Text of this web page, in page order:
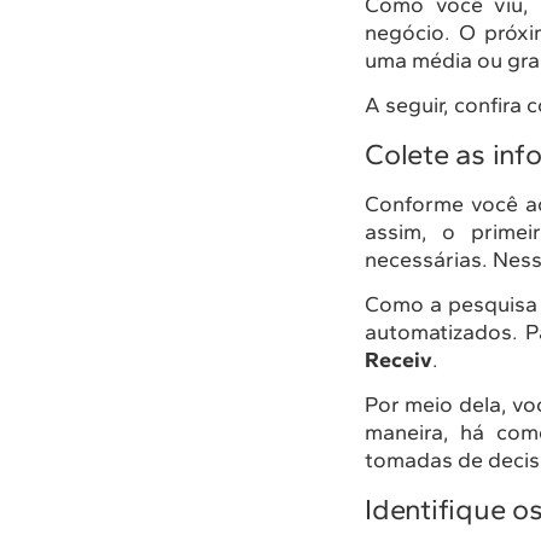
negócio. O
uma média ou
A seguir, confira
Colete as
Conforme você
assim, o
necessárias.
Como a
automatizados.
Receiv.
Por meio dela,
maneira, há
tomadas de
Identifique